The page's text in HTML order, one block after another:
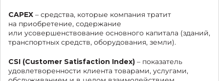
CAPEX – средства, которые компания тратит
на приобретение, содержание
или усовершенствование основного капитала (зданий,
транспортных средств, оборудования, земли).
CSI (Customer Satisfaction Index) – показатель
удовлетворенности клиента товарами, услугами,